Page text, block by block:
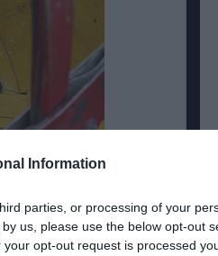
Information
parties, or processing of your
us, please use the below opt-out
opt-out request is processed